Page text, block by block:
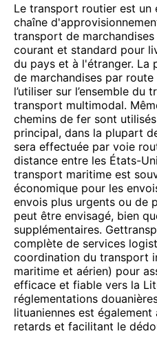
Le transport routier est un
chaîne
transport de
courant et standard pour
du pays et à l'étranger.
de marchandises par
l’utiliser sur l’ensemble du
transport multimodal.
chemins de fer sont
principal, dans la plupart
sera effectuée par voie
distance entre les États-
transport maritime est
économique pour les
envois plus urgents ou de
peut être envisagé, bien
supplémentaires.
complète de services
coordination du transport
maritime et aérien) pour
efficace et fiable vers la
réglementations
lituaniennes est également
retards et facilitant le